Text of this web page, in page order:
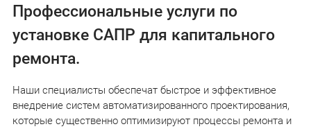
Профессиональные услуги по
установке САПР для капитального
ремонта.
Наши специалисты обеспечат быстрое и эффективное
внедрение систем автоматизированного проектирования,
которые существенно оптимизируют процессы ремонта и